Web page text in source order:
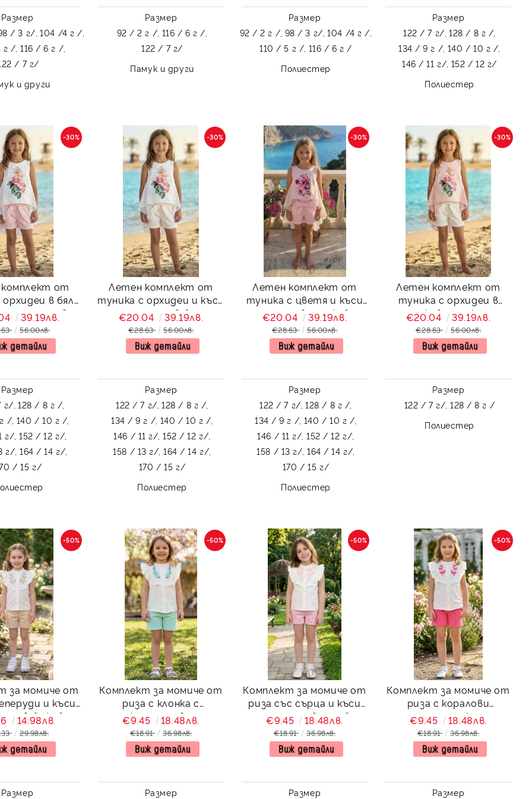
Размер
/ 3 г/, 104 /4 г /,
г /, 116 / 6 г /,
/ 7 г/
и други
Размер
92 / 2 г /, 116 / 6 г /,
122 / 7 г/
Памук и други
Размер
92 / 2 г /, 98 / 3 г/, 104 /4 г /,
110 / 5 г /, 116 / 6 г /
Полиестер
Размер
122 / 7 г/, 128 / 8 г /,
134 / 9 г /, 140 / 10 г /,
146 / 11 г/, 152 / 12 г/
Полиестер
от
в бяло
панталони в
-30%
39.19лв.
56.00лв.
детайли
Размер
г/, 128 / 8 г /,
/, 140 / 10 г /,
г/, 152 / 12 г/,
г/, 164 / 14 г/,
/ 15 г/
Летен комплект от
туника с орхидеи и къси
панталони в бяло
-30%
€20.04 39.19лв.
€28.63 56.00лв.
Виж детайли
Размер
122 / 7 г/, 128 / 8 г /,
134 / 9 г /, 140 / 10 г /,
146 / 11 г/, 152 / 12 г/,
158 / 13 г/, 164 / 14 г/,
170 / 15 г/
Полиестер
Летен комплект от
туника с цветя и къси
панталони в прасковено
-30%
€20.04 39.19лв.
€28.63 56.00лв.
Виж детайли
Размер
122 / 7 г/, 128 / 8 г /,
134 / 9 г /, 140 / 10 г /,
146 / 11 г/, 152 / 12 г/,
158 / 13 г/, 164 / 14 г/,
170 / 15 г/
Полиестер
Летен комплект от
туника с орхидеи в
прасковено и къси
панталони в бяло
-30%
€20.04 39.19лв.
€28.63 56.00лв.
Виж детайли
Размер
122 / 7 г/, 128 / 8 г /
Полиестер
за момиче от
и къси
в бежово
-50%
14.98лв.
29.98лв.
детайли
Размер
Комплект за момиче от
риза с клонка с
тюркоазени цветя и
къси панталони в
тюркоаз Сидни
-50%
€9.45 18.48лв.
€18.91 36.98лв.
Виж детайли
Размер
Комплект за момиче от
риза със сърца и къси
панталони в розово
Сидни
-50%
€9.45 18.48лв.
€18.91 36.98лв.
Виж детайли
Размер
Комплект за момиче от
риза с коралови
пеперуди и къси
панталони в корал
Сидни
-50%
€9.45 18.48лв.
€18.91 36.98лв.
Виж детайли
Размер